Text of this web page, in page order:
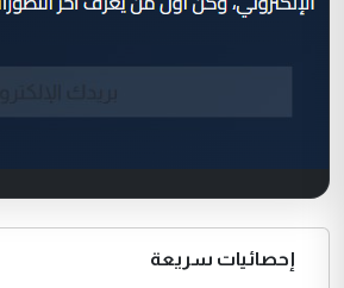
إحصائيات سريعة